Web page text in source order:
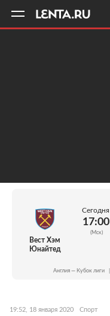
Вест Хэм
Юнайтед
Сегодня
17:00
(Мск)
Англия — Кубок лиги
19:52, 18 января 2020 Спорт